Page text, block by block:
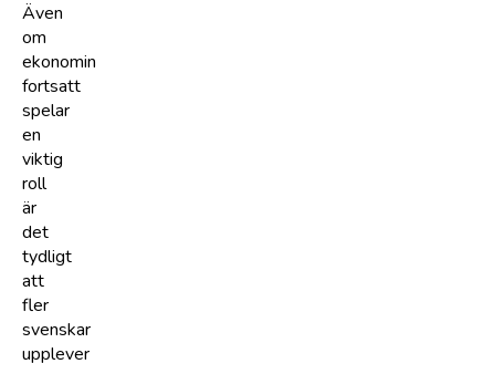
Även
om
ekonomin
fortsatt
spelar
en
viktig
roll
är
det
tydligt
att
fler
svenskar
upplever